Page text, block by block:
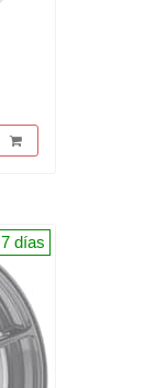
7 días